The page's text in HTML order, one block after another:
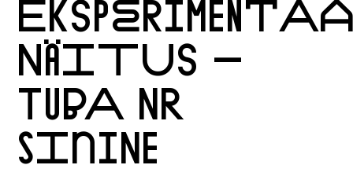
NÄITUS –
TUBA NR
SININE